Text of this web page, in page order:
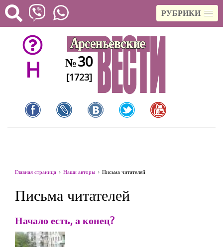
РУБРИКИ
H №30
[1723]
Главная страница Наши авторы Письма читателей
Письма читателей
Начало есть, а конец?